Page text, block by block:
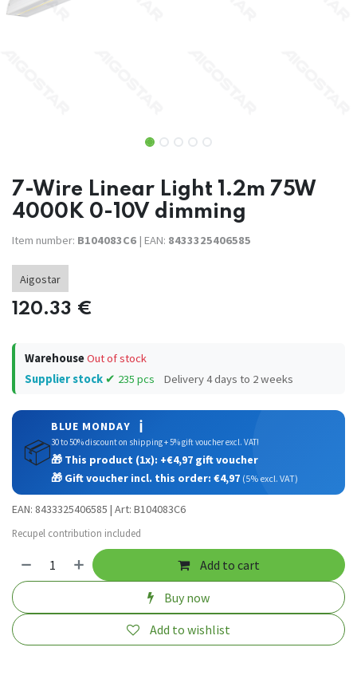
7-Wire Linear Light 1.2m 75W
4000K 0-10V dimming
Item number: B104083C6 | EAN: 8433325406585
Aigostar
120.33 €
WarehouseOut of stock
Supplier stock ✔ 235 pcs Delivery 4 days to 2 weeks
📦
BLUE MONDAY ℹ️
30 to 50% discount on shipping + 5% gift voucher excl. VAT!
🎁 This product (1x): +€4,97 gift voucher
🎁 Gift voucher incl. this order: €4,97 (5% excl. VAT)
EAN: 8433325406585 | Art: B104083C6
Recupel contribution included
Add to cart
Buy now
Add to wishlist